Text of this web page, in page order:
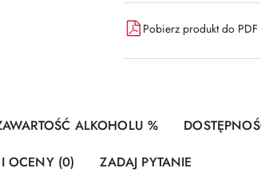
Pobierz produkt do PDF
ALKOHOLU %
OCENY (0)
ZADAJ PYTANIE